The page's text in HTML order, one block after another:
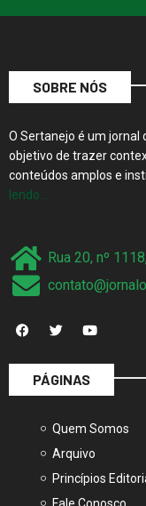
SOBRE NÓS
O Sertanejo é um jornal
objetivo de trazer
conteúdos amplos e
lendo…
Rua 20, nº
PÁGINAS
Quem Somos
Arquivo
Princípios
Fale Conosco